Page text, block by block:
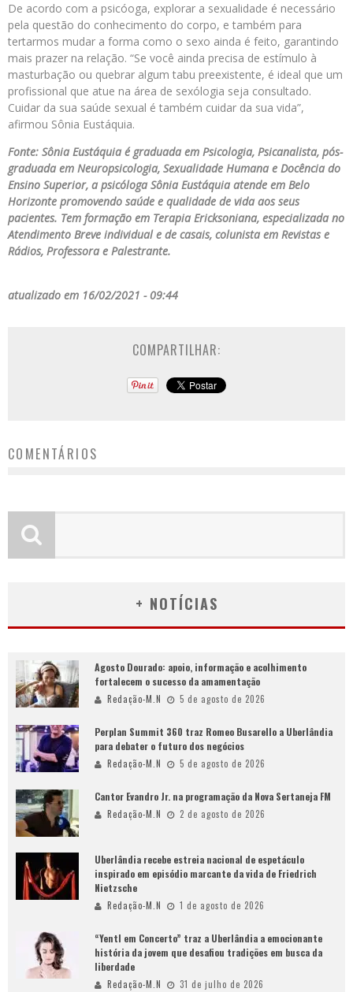
De acordo com a psicóoga, explorar a sexualidade é necessário
pela questão do conhecimento do corpo, e também para
tertarmos mudar a forma como o sexo ainda é feito, garantindo
mais prazer na relação. “Se você ainda precisa de estímulo à
masturbação ou quebrar algum tabu preexistente, é ideal que um
profissional que atue na área de sexólogia seja consultado.
Cuidar da sua saúde sexual é também cuidar da sua vida”,
afirmou Sônia Eustáquia.
Fonte: Sônia Eustáquia é graduada em Psicologia, Psicanalista, pós-
graduada em Neuropsicologia, Sexualidade Humana e Docência do
Ensino Superior, a psicóloga Sônia Eustáquia atende em Belo
Horizonte promovendo saúde e qualidade de vida aos seus
pacientes. Tem formação em Terapia Ericksoniana, especializada no
Atendimento Breve individual e de casais, colunista em Revistas e
Rádios, Professora e Palestrante.
atualizado em 16/02/2021 - 09:44
COMPARTILHAR:
COMENTÁRIOS
+ NOTÍCIAS
Agosto Dourado: apoio, informação e acolhimento
fortalecem o sucesso da amamentação
Redação-M.N 5 de agosto de 2026
Perplan Summit 360 traz Romeo Busarello a Uberlândia
para debater o futuro dos negócios
Redação-M.N 5 de agosto de 2026
Cantor Evandro Jr. na programação da Nova Sertaneja FM
Redação-M.N 2 de agosto de 2026
Uberlândia recebe estreia nacional de espetáculo
inspirado em episódio marcante da vida de Friedrich
Nietzsche
Redação-M.N 1 de agosto de 2026
“Yentl em Concerto” traz a Uberlândia a emocionante
história da jovem que desafiou tradições em busca da
liberdade
Redação-M.N 31 de julho de 2026